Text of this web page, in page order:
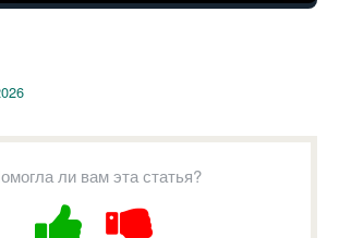
ли вам эта статья?